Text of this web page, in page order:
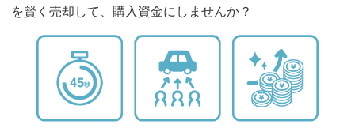
を賢く売却して、購入資金にしませんか？